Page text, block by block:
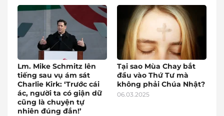
Lm. Mike Schmitz lên
tiếng sau vụ ám sát
Charlie Kirk: ‘Trước cái
ác, người ta có giận dữ
cũng là chuyện tự
nhiên đúng đắn!’
Tại sao Mùa Chay bắt
đầu vào Thứ Tư mà
không phải Chúa Nhật?
06.03.2025